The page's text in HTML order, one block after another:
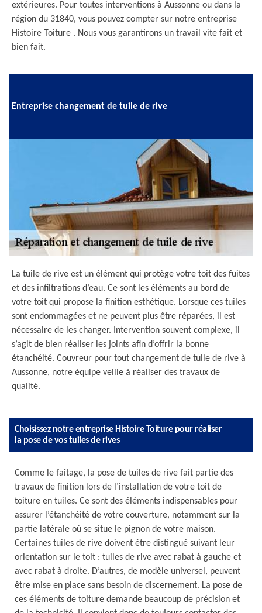
extérieures. Pour toutes interventions à Aussonne ou dans la
région du 31840, vous pouvez compter sur notre entreprise
Histoire Toiture . Nous vous garantirons un travail vite fait et
bien fait.
Entreprise changement de tuile de rive
La tuile de rive est un élément qui protège votre toit des fuites
et des infiltrations d’eau. Ce sont les éléments au bord de
votre toit qui propose la finition esthétique. Lorsque ces tuiles
sont endommagées et ne peuvent plus être réparées, il est
nécessaire de les changer. Intervention souvent complexe, il
s’agit de bien réaliser les joints afin d’offrir la bonne
étanchéité. Couvreur pour tout changement de tuile de rive à
Aussonne, notre équipe veille à réaliser des travaux de
qualité.
Choisissez notre entreprise Histoire Toiture pour réaliser
la pose de vos tuiles de rives
Comme le faîtage, la pose de tuiles de rive fait partie des
travaux de finition lors de l’installation de votre toit de
toiture en tuiles. Ce sont des éléments indispensables pour
assurer l’étanchéité de votre couverture, notamment sur la
partie latérale où se situe le pignon de votre maison.
Certaines tuiles de rive doivent être distingué suivant leur
orientation sur le toit : tuiles de rive avec rabat à gauche et
avec rabat à droite. D’autres, de modèle universel, peuvent
être mise en place sans besoin de discernement. La pose de
ces éléments de toiture demande beaucoup de précision et